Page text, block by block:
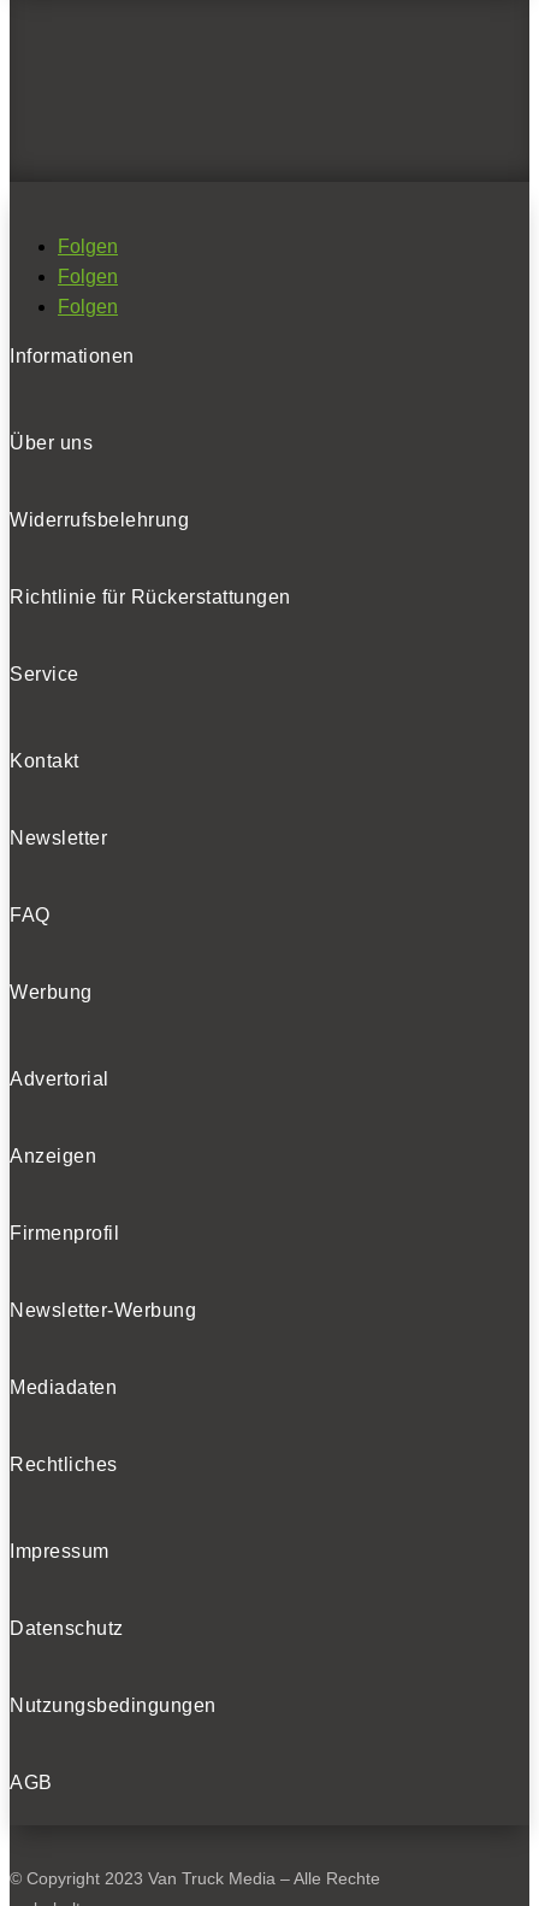
Folgen
Folgen
Folgen
Informationen
Über uns
Widerrufsbelehrung
Richtlinie für Rückerstattungen
Service
Kontakt
Newsletter
FAQ
Werbung
Advertorial
Anzeigen
Firmenprofil
Newsletter-Werbung
Mediadaten
Rechtliches
Impressum
Datenschutz
Nutzungsbedingungen
AGB
© Copyright 2023 Van Truck Media – Alle Rechte